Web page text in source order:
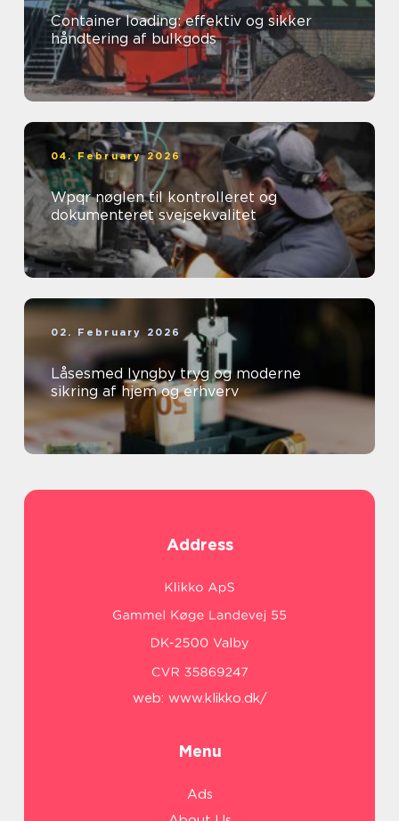
Container loading: effektiv og sikker
håndtering af bulkgods
04. February 2026
Wpqr nøglen til kontrolleret og
dokumenteret svejsekvalitet
02. February 2026
Låsesmed lyngby tryg og moderne
sikring af hjem og erhverv
Address
web: www.klikko.dk/
Menu
Ads